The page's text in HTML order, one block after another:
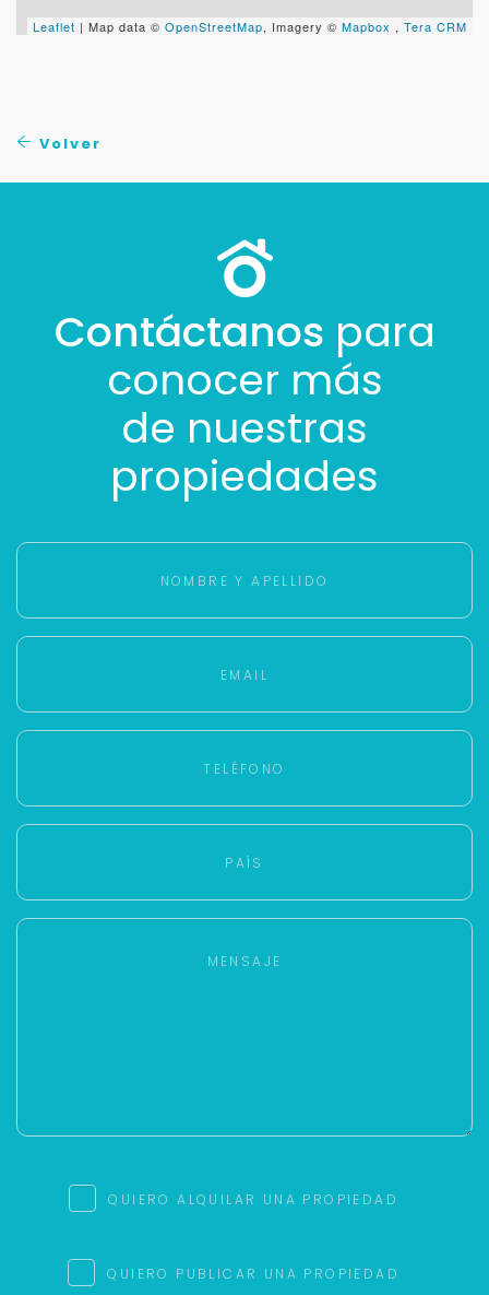
Leaflet | Map data © OpenStreetMap, Imagery © Mapbox , Tera CRM
Volver
Contáctanos para
conocer más
de nuestras
propiedades
QUIERO ALQUILAR UNA PROPIEDAD
QUIERO PUBLICAR UNA PROPIEDAD
Cancelar
Buscamos darte la mejor experiencia.
Con estos datos podemos responderte mejor y